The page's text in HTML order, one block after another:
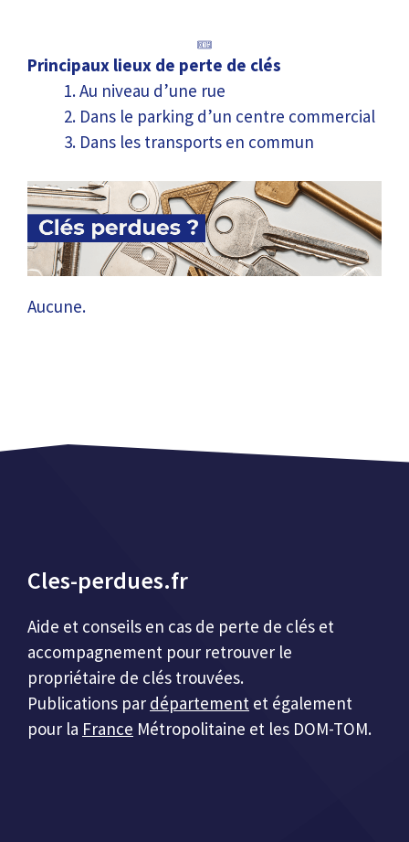
Principaux lieux de perte de clés
Au niveau d’une rue
Dans le parking d’un centre commercial
Dans les transports en commun
Aucune.
Cles-perdues.fr
Aide et conseils en cas de perte de clés et
accompagnement pour retrouver le
propriétaire de clés trouvées.
Publications par département et également
pour la France Métropolitaine et les DOM-TOM.